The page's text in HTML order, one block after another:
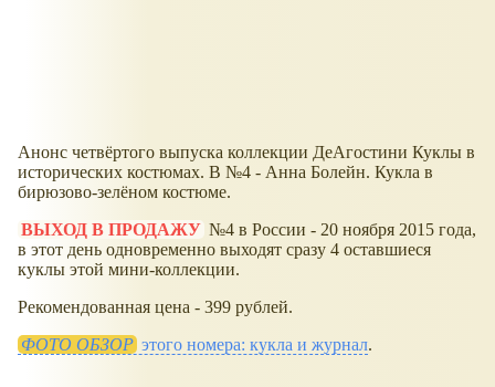
Анонс четвёртого выпуска коллекции ДеАгостини Куклы в
исторических костюмах. В №4 - Анна Болейн. Кукла в
бирюзово-зелёном костюме.
ВЫХОД В ПРОДАЖУ №4 в России - 20 ноября 2015 года,
в этот день одновременно выходят сразу 4 оставшиеся
куклы этой мини-коллекции.
Рекомендованная цена - 399 рублей.
ФОТО ОБЗОР этого номера: кукла и журнал.